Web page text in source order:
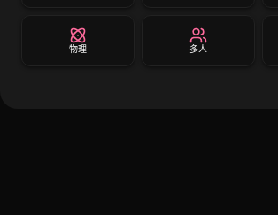
物理 多人